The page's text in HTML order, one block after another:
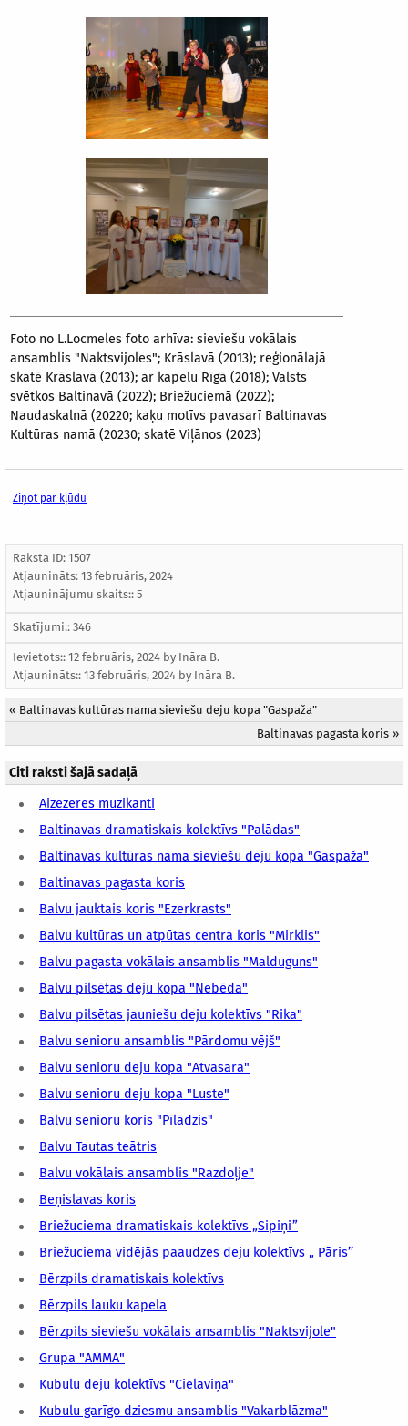
Foto no L.Locmeles foto arhīva: sieviešu vokālais
ansamblis "Naktsvijoles"; Krāslavā (2013); reģionālajā
skatē Krāslavā (2013); ar kapelu Rīgā (2018); Valsts
svētkos Baltinavā (2022); Briežuciemā (2022);
Naudaskalnā (20220; kaķu motīvs pavasarī Baltinavas
Kultūras namā (20230; skatē Viļānos (2023)
Ziņot par kļūdu
Raksta ID: 1507
Atjaunināts: 13 februāris, 2024
Atjauninājumu skaits:: 5
Skatījumi:: 346
Ievietots:: 12 februāris, 2024 by Ināra B.
Atjaunināts:: 13 februāris, 2024 by Ināra B.
« Baltinavas kultūras nama sieviešu deju kopa "Gaspaža"
Baltinavas pagasta koris »
Citi raksti šajā sadaļā
Aizezeres muzikanti
Baltinavas dramatiskais kolektīvs "Palādas"
Baltinavas kultūras nama sieviešu deju kopa "Gaspaža"
Baltinavas pagasta koris
Balvu jauktais koris "Ezerkrasts"
Balvu kultūras un atpūtas centra koris "Mirklis"
Balvu pagasta vokālais ansamblis "Malduguns"
Balvu pilsētas deju kopa "Nebēda"
Balvu pilsētas jauniešu deju kolektīvs "Rika"
Balvu senioru ansamblis "Pārdomu vējš"
Balvu senioru deju kopa "Atvasara"
Balvu senioru deju kopa "Luste"
Balvu senioru koris "Pīlādzis"
Balvu Tautas teātris
Balvu vokālais ansamblis "Razdoļje"
Beņislavas koris
Briežuciema dramatiskais kolektīvs „Sipiņi”
Briežuciema vidējās paaudzes deju kolektīvs „ Pāris’’
Bērzpils dramatiskais kolektīvs
Bērzpils lauku kapela
Bērzpils sieviešu vokālais ansamblis "Naktsvijole"
Grupa "AMMA"
Kubulu deju kolektīvs "Cielaviņa"
Kubulu garīgo dziesmu ansamblis "Vakarblāzma"